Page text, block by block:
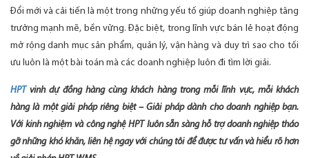
Đổi mới và cải tiến là một trong những yếu tố giúp doanh nghiệp tăng
trưởng mạnh mẽ, bền vững. Đặc biệt, trong lĩnh vực bán lẻ hoạt động
mở rộng danh mục sản phẩm, quản lý, vận hàng và duy trì sao cho tối
ưu luôn là một bài toán mà các doanh nghiệp luôn đi tìm lời giải.
HPT vinh dự đồng hàng cùng khách hàng trong mỗi lĩnh vực, mỗi khách
hàng là một giải pháp riêng biệt – Giải pháp dành cho doanh nghiệp bạn.
Với kinh nghiệm và công nghệ HPT luôn sẵn sàng hỗ trợ doanh nghiệp tháo
gỡ những khó khăn, liên hệ ngay với chúng tôi để được tư vấn và hiểu rõ hơn